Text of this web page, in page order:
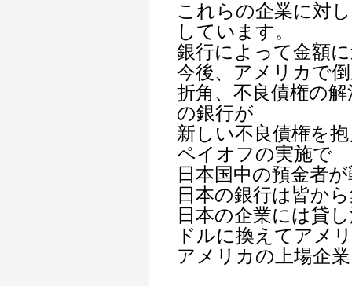
これらの企業に対
しています。
銀行によって金額
今後、アメリカで
折角、不良債権の
の銀行が
新しい不良債権を
ペイオフの実施で
日本国中の預金者
日本の銀行は皆か
日本の企業には貸
ドルに換えてアメ
アメリカの上場企